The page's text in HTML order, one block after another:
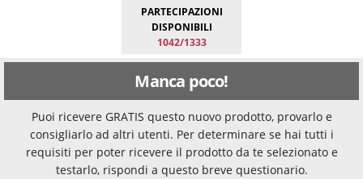
PARTECIPAZIONI
DISPONIBILI
1042/1333
Manca poco!
Puoi ricevere GRATIS questo nuovo prodotto, provarlo e
consigliarlo ad altri utenti. Per determinare se hai tutti i
requisiti per poter ricevere il prodotto da te selezionato e
testarlo, rispondi a questo breve questionario.